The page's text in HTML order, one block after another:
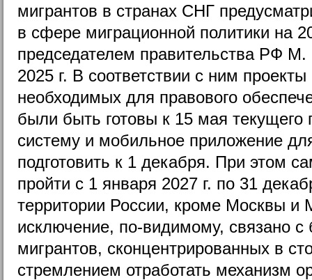
мигрантов в странах СНГ
в сфере миграционной политики на
председателем правительства РФ
2025 г. В соответствии с ним
необходимых для правового
были быть готовы к 15 мая
систему и мобильное приложение
подготовить к 1 декабря. При этом
пройти с 1 января 2027 г. по 31
территории России, кроме Москвы и
исключение, по-видимому, связано
мигрантов, сконцентрированных в
стремлением отработать механизм